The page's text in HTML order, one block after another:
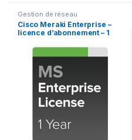
Gestion de réseau
Cisco Meraki Enterprise –
licence d’abonnement – 1